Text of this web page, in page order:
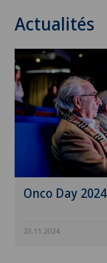
Actualités
Onco Day 2024
23.11.2024